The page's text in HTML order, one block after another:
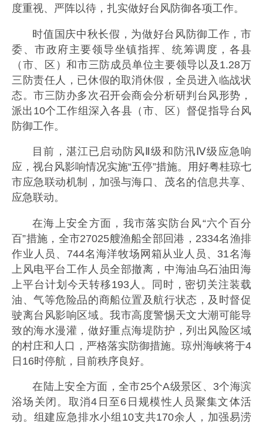
度重视、严阵以待，扎实做好台风防御各项工作。
时值国庆中秋长假，为做好台风防御工作，市
委、市政府主要领导坐镇指挥、统筹调度，各县
（市、区）和市三防成员单位主要领导以及1.28万
三防责任人，已休假的取消休假，全员进入临战状
态。市三防办多次召开会商会分析研判台风形势，
派出10个工作组深入各县（市、区）督促指导台风
防御工作。
目前，湛江已启动防风Ⅱ级和防汛Ⅳ级应急响
应，视台风影响情况实施“五停”措施。用好粤桂琼七
市应急联动机制，加强与海口、茂名的信息共享、
应急联动。
在海上安全方面，我市落实防台风“六个百分
百”措施，全市27025艘渔船全部回港，2334名渔排
作业人员、744名海洋牧场网箱从业人员、31名海
上风电平台工作人员全部撤离，中海油乌石油田海
上平台计划今天转移193人。同时，密切关注装载
油、气等危险品的商船位置及航行状态，及时督促
驶离台风影响区域。我市高度警惕天文大潮可能导
致的海水漫灌，做好重点海堤防护，列出风险区域
的村庄和人口，严格落实防御措施。琼州海峡将于4
日16时停航，目前秩序良好。
在陆上安全方面，全市25个A级景区、3个海滨
浴场关闭。取消4日至6日规模性人员聚集文体活
动。组建应急排水小组10支共170余人，加强易涝